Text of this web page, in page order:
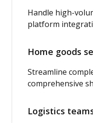
Handle high-
platform
Home goods
Streamline
comprehensive
Logistics